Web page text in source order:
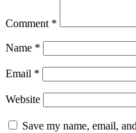
Comment *
Name *
Email *
Website
Save my name, email,